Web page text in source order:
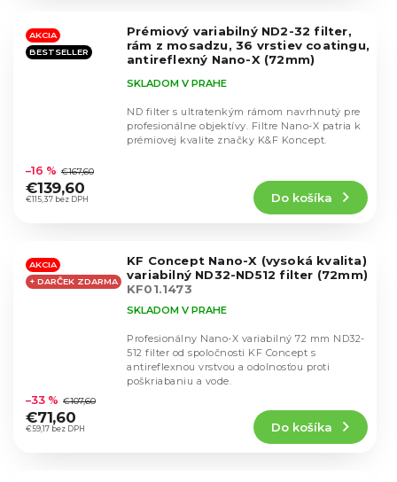
hviezdičiek.
AKCIA
BESTSELLER
Prémiový variabilný ND2-32 filter,
rám z mosadzu, 36 vrstiev coatingu,
antireflexný Nano-X (72mm)
hodnotenie
produktu
je
hviezdičiek.
SKLADOM V PRAHE
€115,37 bez DPH
–16 % €167,60
€139,60
Do košíka
ND filter s ultratenkým rámom navrhnutý pre
profesionálne objektívy. Filtre Nano-X patria k
prémiovej kvalite značky K&F Koncept.
AKCIA
+ DARČEK ZDARMA
KF Concept Nano-X (vysoká kvalita)
variabilný ND32-ND512 filter (72mm)
KF01.1473
hodnotenie
produktu
je
SKLADOM V PRAHE
€59,17 bez DPH
–33 % €107,60
€71,60
Do košíka
Profesionálny Nano-X variabilný 72 mm ND32-
512 filter od spoločnosti KF Concept s
antireflexnou vrstvou a odolnosťou proti
poškriabaniu a vode.